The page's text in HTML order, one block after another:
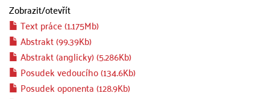
Zobrazit/otevřít
Text práce (1.175Mb)
Abstrakt (99.39Kb)
Abstrakt (anglicky) (5.286Kb)
Posudek vedoucího (134.6Kb)
Posudek oponenta (128.9Kb)